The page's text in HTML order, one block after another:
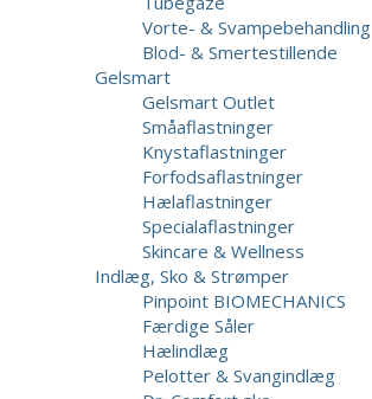
Vorte- & Svampebehandling
Blod- & Smertestillende
Gelsmart
Gelsmart Outlet
Småaflastninger
Knystaflastninger
Forfodsaflastninger
Hælaflastninger
Specialaflastninger
Skincare & Wellness
Indlæg, Sko & Strømper
Pinpoint BIOMECHANICS
Færdige Såler
Hælindlæg
Pelotter & Svangindlæg